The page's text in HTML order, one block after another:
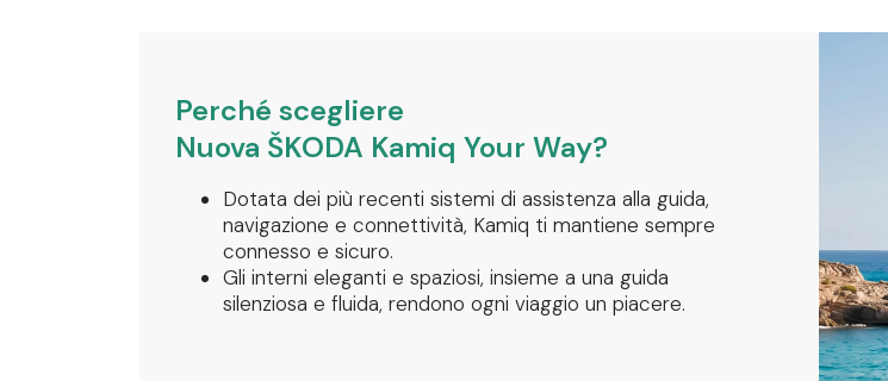
Perché scegliere
Nuova ŠKODA Kamiq Your Way?
Dotata dei più recenti sistemi di assistenza alla guida,
navigazione e connettività, Kamiq ti mantiene sempre
connesso e sicuro.
Gli interni eleganti e spaziosi, insieme a una guida
silenziosa e fluida, rendono ogni viaggio un piacere.